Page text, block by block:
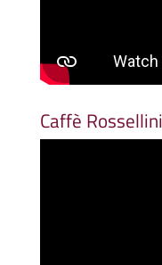
Caffè Rossellini